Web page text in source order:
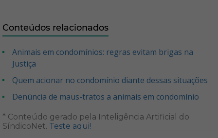
Conteúdos relacionados
Animais em condomínios: regras evitam brigas na
Justiça
Quem acionar no condomínio diante dessas situações
Denúncia de maus-tratos a animais em condomínio
* Conteúdo gerado pela Inteligência Artificial do
SíndicoNet. Teste aqui!